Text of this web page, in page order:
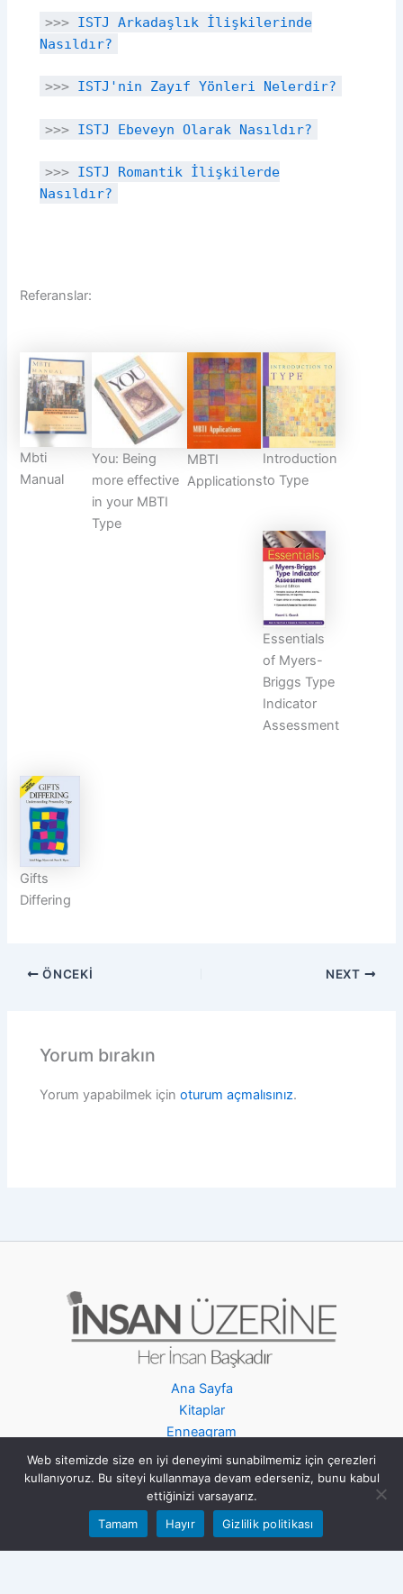
>>> ISTJ Arkadaşlık İlişkilerinde
Nasıldır?
>>> ISTJ'nin Zayıf Yönleri Nelerdir?
>>> ISTJ Ebeveyn Olarak Nasıldır?
>>> ISTJ Romantik İlişkilerde
Nasıldır?
Referanslar:
Mbti
Manual
You: Being
more effective
in your MBTI
Type
MBTI
Applications
Introduction
to Type
Essentials
of Myers-
Briggs Type
Indicator
Assessment
Gifts
Differing
ÖNCEKI NEXT
Yorum bırakın
Yorum yapabilmek içinoturum açmalısınız.
Ana Sayfa
Kitaplar
Enneagram
MBTI
Kendini Hatırlamak
İletişim
Web sitemizde size en iyi deneyimi sunabilmemiz için çerezleri
kullanıyoruz. Bu siteyi kullanmaya devam ederseniz, bunu kabul
ettiğinizi varsayarız.
Tamam
Hayır Gizlilik politikası